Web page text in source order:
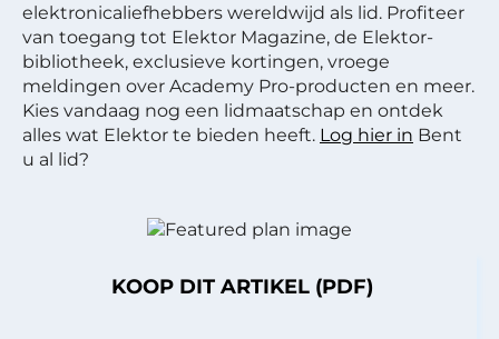
elektronicaliefhebbers wereldwijd als lid. Profiteer
van toegang tot Elektor Magazine, de Elektor-
bibliotheek, exclusieve kortingen, vroege
meldingen over Academy Pro-producten en meer.
Kies vandaag nog een lidmaatschap en ontdek
alles wat Elektor te bieden heeft. Log hier in Bent
u al lid?
KOOP DIT ARTIKEL (PDF)